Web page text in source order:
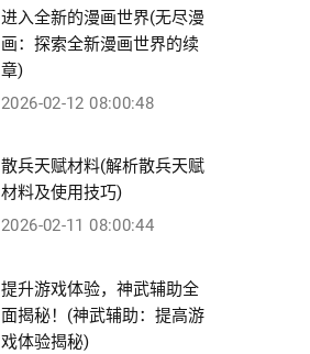
进入全新的漫画世界(无尽漫
画：探索全新漫画世界的续
章)
2026-02-12 08:00:48
散兵天赋材料(解析散兵天赋
材料及使用技巧)
2026-02-11 08:00:44
提升游戏体验，神武辅助全
面揭秘！(神武辅助：提高游
戏体验揭秘)